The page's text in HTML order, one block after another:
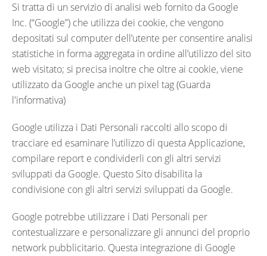
Si tratta di un servizio di analisi web fornito da Google
Inc. (“Google”) che utilizza dei cookie, che vengono
depositati sul computer dell’utente per consentire analisi
statistiche in forma aggregata in ordine all’utilizzo del sito
web visitato; si precisa inoltre che oltre ai cookie, viene
utilizzato da Google anche un pixel tag (Guarda
l'informativa)
Google utilizza i Dati Personali raccolti allo scopo di
tracciare ed esaminare l’utilizzo di questa Applicazione,
compilare report e condividerli con gli altri servizi
sviluppati da Google. Questo Sito disabilita la
condivisione con gli altri servizi sviluppati da Google.
Google potrebbe utilizzare i Dati Personali per
contestualizzare e personalizzare gli annunci del proprio
network pubblicitario. Questa integrazione di Google